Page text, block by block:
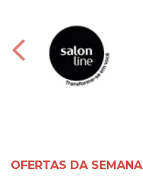
OFERTAS DA SEMANA